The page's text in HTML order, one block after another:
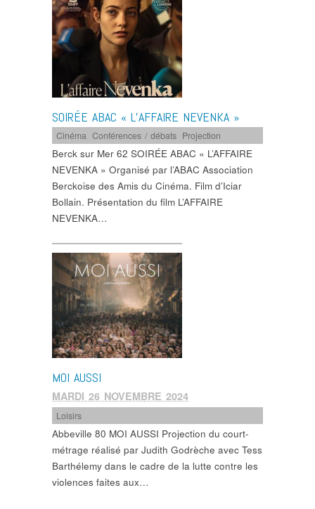
SOIRÉE ABAC « L’AFFAIRE NEVENKA »
Cinéma ,Conférences / débats Projection
Berck sur Mer 62 SOIRÉE ABAC « L’AFFAIRE
NEVENKA » Organisé par l’ABAC Association
Berckoise des Amis du Cinéma. Film d’Iciar
Bollain. Présentation du film L’AFFAIRE
NEVENKA…
MOI AUSSI
MARDI 26 NOVEMBRE 2024
Loisirs
Abbeville 80 MOI AUSSI Projection du court-
métrage réalisé par Judith Godrèche avec Tess
Barthélemy dans le cadre de la lutte contre les
violences faites aux…